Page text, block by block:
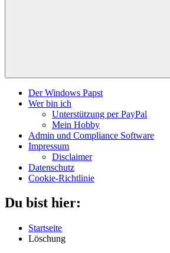
Der Windows Papst
Wer bin ich
Unterstützung per PayPal
Mein Hobby
Admin und Compliance Software
Impressum
Disclaimer
Datenschutz
Cookie-Richtlinie
Du bist hier:
Startseite
Löschung